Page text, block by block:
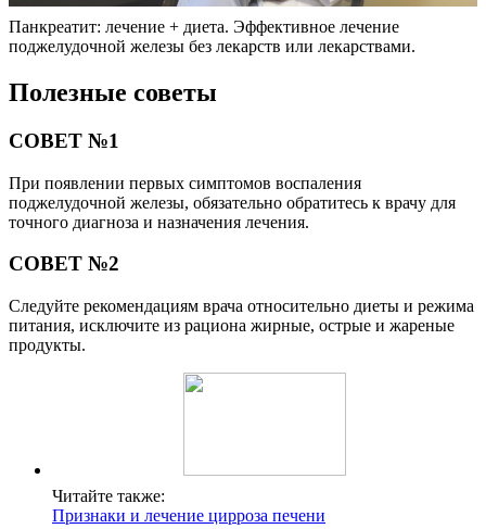
Панкреатит: лечение + диета. Эффективное лечение
поджелудочной железы без лекарств или лекарствами.
Полезные советы
СОВЕТ №1
При появлении первых симптомов воспаления
поджелудочной железы, обязательно обратитесь к врачу для
точного диагноза и назначения лечения.
СОВЕТ №2
Следуйте рекомендациям врача относительно диеты и режима
питания, исключите из рациона жирные, острые и жареные
продукты.
Читайте также:
Признаки и лечение цирроза печени